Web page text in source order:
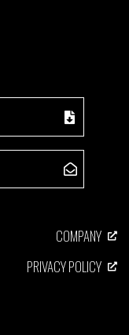
COMPANY
PRIVACY POLICY